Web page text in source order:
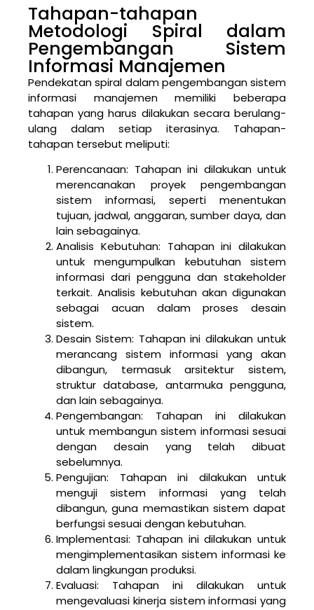
Tahapan-tahapan
Metodologi Spiral dalam
Pengembangan Sistem
Informasi Manajemen
Pendekatan spiral dalam pengembangan sistem
informasi manajemen memiliki beberapa
tahapan yang harus dilakukan secara berulang-
ulang dalam setiap iterasinya. Tahapan-
tahapan tersebut meliputi:
Perencanaan: Tahapan ini dilakukan untuk
merencanakan proyek pengembangan
sistem informasi, seperti menentukan
tujuan, jadwal, anggaran, sumber daya, dan
lain sebagainya.
Analisis Kebutuhan: Tahapan ini dilakukan
untuk mengumpulkan kebutuhan sistem
informasi dari pengguna dan stakeholder
terkait. Analisis kebutuhan akan digunakan
sebagai acuan dalam proses desain
sistem.
Desain Sistem: Tahapan ini dilakukan untuk
merancang sistem informasi yang akan
dibangun, termasuk arsitektur sistem,
struktur database, antarmuka pengguna,
dan lain sebagainya.
Pengembangan: Tahapan ini dilakukan
untuk membangun sistem informasi sesuai
dengan desain yang telah dibuat
sebelumnya.
Pengujian: Tahapan ini dilakukan untuk
menguji sistem informasi yang telah
dibangun, guna memastikan sistem dapat
berfungsi sesuai dengan kebutuhan.
Implementasi: Tahapan ini dilakukan untuk
mengimplementasikan sistem informasi ke
dalam lingkungan produksi.
Evaluasi: Tahapan ini dilakukan untuk
mengevaluasi kinerja sistem informasi yang